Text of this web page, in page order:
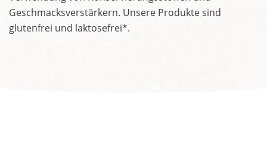
Geschmacksverstärkern. Unsere Produkte sind
glutenfrei und laktosefrei*.